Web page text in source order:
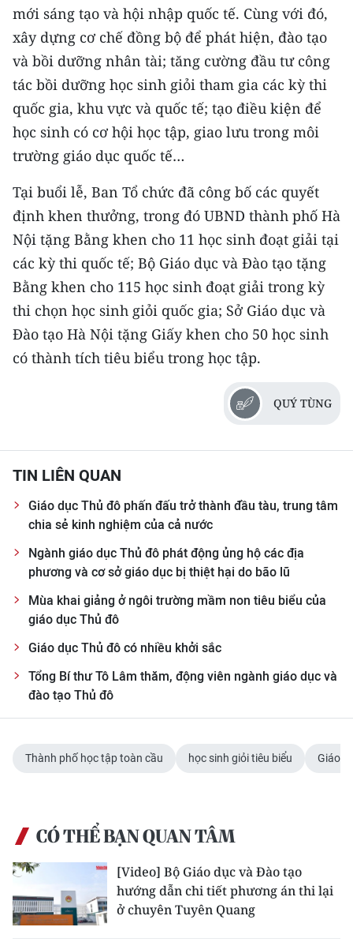
mới sáng tạo và hội nhập quốc tế. Cùng với đó,
xây dựng cơ chế đồng bộ để phát hiện, đào tạo
và bồi dưỡng nhân tài; tăng cường đầu tư công
tác bồi dưỡng học sinh giỏi tham gia các kỳ thi
quốc gia, khu vực và quốc tế; tạo điều kiện để
học sinh có cơ hội học tập, giao lưu trong môi
trường giáo dục quốc tế…
Tại buổi lễ, Ban Tổ chức đã công bố các quyết
định khen thưởng, trong đó UBND thành phố Hà
Nội tặng Bằng khen cho 11 học sinh đoạt giải tại
các kỳ thi quốc tế; Bộ Giáo dục và Đào tạo tặng
Bằng khen cho 115 học sinh đoạt giải trong kỳ
thi chọn học sinh giỏi quốc gia; Sở Giáo dục và
Đào tạo Hà Nội tặng Giấy khen cho 50 học sinh
có thành tích tiêu biểu trong học tập.
QUÝ TÙNG
TIN LIÊN QUAN
Giáo dục Thủ đô phấn đấu trở thành đầu tàu, trung tâm
chia sẻ kinh nghiệm của cả nước
Ngành giáo dục Thủ đô phát động ủng hộ các địa
phương và cơ sở giáo dục bị thiệt hại do bão lũ
Mùa khai giảng ở ngôi trường mầm non tiêu biểu của
giáo dục Thủ đô
Giáo dục Thủ đô có nhiều khởi sắc
Tổng Bí thư Tô Lâm thăm, động viên ngành giáo dục và
đào tạo Thủ đô
Thành phố học tập toàn cầu học sinh giỏi tiêu biểu Giáo
CÓ THỂ BẠN QUAN TÂM
[Video] Bộ Giáo dục và Đào tạo
hướng dẫn chi tiết phương án thi lại
ở chuyên Tuyên Quang